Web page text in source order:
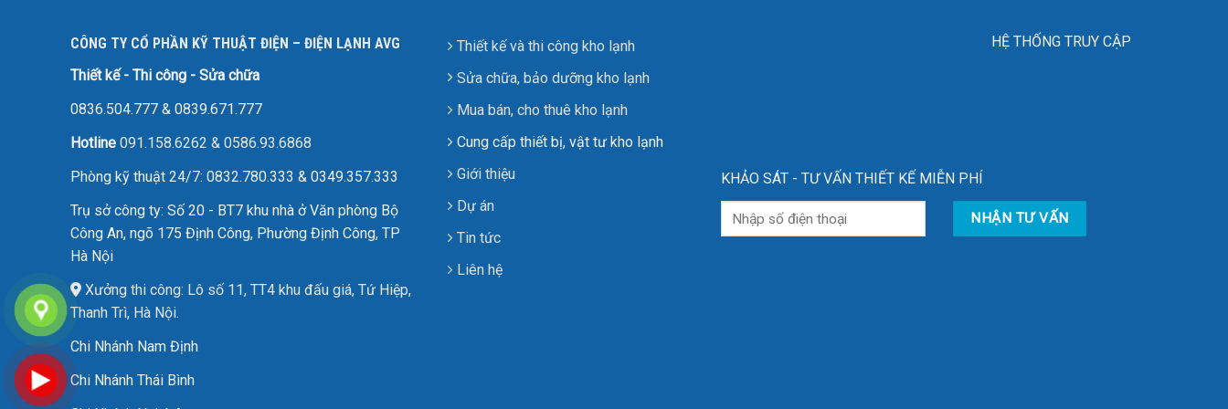
CÔNG TY CỔ PHẦN KỸ THUẬT ĐIỆN – ĐIỆN LẠNH AVG
Thiết kế - Thi công - Sửa chữa
0836.504.777 & 0839.671.777
Hotline 091.158.6262 & 0586.93.6868
Phòng kỹ thuật 24/7: 0832.780.333 & 0349.357.333
Trụ sở công ty: Số 20 - BT7 khu nhà ở Văn phòng Bộ
Công An, ngõ 175 Định Công, Phường Định Công, TP
Hà Nội
Xưởng thi công: Lô số 11, TT4 khu đấu giá, Tứ Hiệp,
Thanh Trì, Hà Nội.
Chi Nhánh Nam Định
Chi Nhánh Thái Bình
Thiết kế và thi công kho lạnh
Sửa chữa, bảo dưỡng kho lạnh
Mua bán, cho thuê kho lạnh
Cung cấp thiết bị, vật tư kho lạnh
Giới thiệu
Dự án
Tin tức
Liên hệ
HỆ THỐNG TRUY CẬP
KHẢO SÁT - TƯ VẤN THIẾT KẾ MIỄN PHÍ